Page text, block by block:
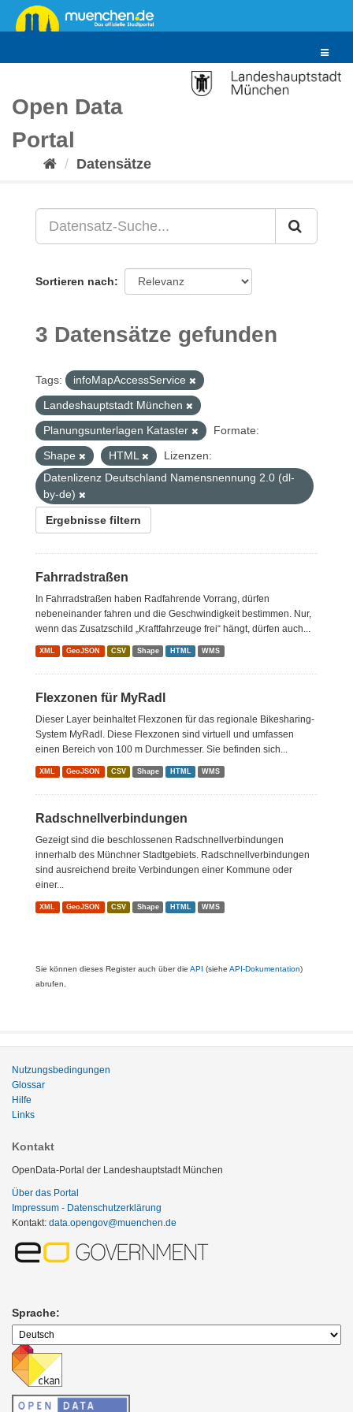
Überspringen
zum
Toggle
Open Data
Portal
Datensätze
Sortieren nach
3 Datensätze gefunden
Tags:
infoMapAccessService
Landeshauptstadt München
Planungsunterlagen Kataster
Formate:
Shape
HTML
Lizenzen:
Datenlizenz Deutschland Namensnennung 2.0 (dl-
by-de)
Ergebnisse filtern
Fahrradstraßen
In Fahrradstraßen haben Radfahrende Vorrang, dürfen
nebeneinander fahren und die Geschwindigkeit bestimmen. Nur,
wenn das Zusatzschild „Kraftfahrzeuge frei“ hängt, dürfen auch...
XML GeoJSON CSV Shape HTML WMS
Flexzonen für MyRadl
Dieser Layer beinhaltet Flexzonen für das regionale Bikesharing-
System MyRadl. Diese Flexzonen sind virtuell und umfassen
einen Bereich von 100 m Durchmesser. Sie befinden sich...
XML GeoJSON CSV Shape HTML WMS
Radschnellverbindungen
Gezeigt sind die beschlossenen Radschnellverbindungen
innerhalb des Münchner Stadtgebiets. Radschnellverbindungen
sind ausreichend breite Verbindungen einer Kommune oder
einer...
XML GeoJSON CSV Shape HTML WMS
Sie können dieses Register auch über die API (siehe API-Dokumentation)
abrufen.
Nutzungsbedingungen
Glossar
Hilfe
Links
Kontakt
OpenData-Portal der Landeshauptstadt München
Über das Portal
Impressum - Datenschutzerklärung
Kontakt: data.opengov@muenchen.de
Sprache